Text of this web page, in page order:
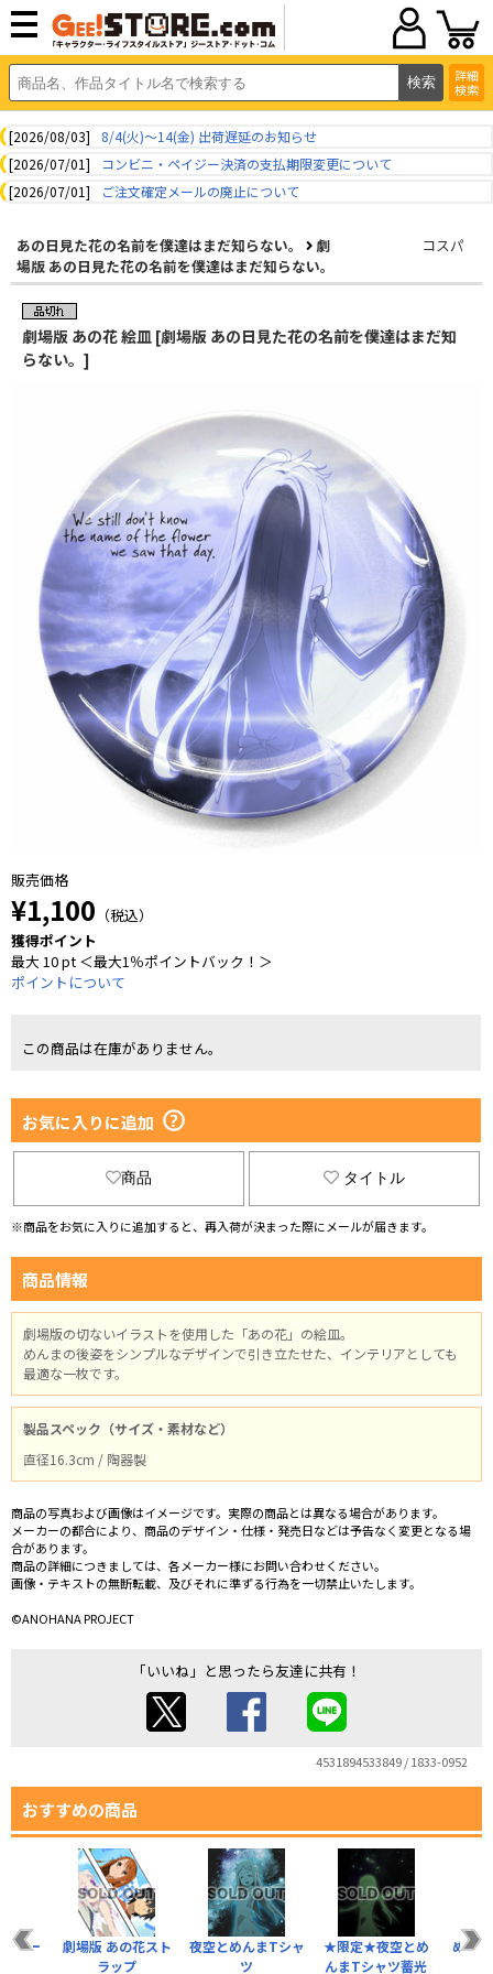
詳細
検索
[2026/08/03]
8/4(火)～14(金) 出荷遅延のお知らせ
[2026/07/01]
コンビニ・ペイジー決済の支払期限変更について
[2026/07/01]
ご注文確定メールの廃止について
あの日見た花の名前を僕達はまだ知らない。
劇
場版 あの日見た花の名前を僕達はまだ知らない。
コスパ
劇場版 あの花 絵皿 [劇場版 あの日見た花の名前を僕達はまだ知
らない。]
販売価格
¥1,100 （税込）
獲得ポイント
最大 10 pt ＜最大1％ポイントバック！＞
ポイントについて
この商品は在庫がありません。
お気に入りに追加
商品 タイトル
※商品をお気に入りに追加すると、再入荷が決まった際にメールが届きます。
商品情報
劇場版の切ないイラストを使用した「あの花」の絵皿。
めんまの後姿をシンプルなデザインで引き立たせた、インテリアとしても
最適な一枚です。
製品スペック（サイズ・素材など）
直径16.3cm / 陶器製
商品の写真および画像はイメージです。実際の商品とは異なる場合があります。
メーカーの都合により、商品のデザイン・仕様・発売日などは予告なく変更となる場
合があります。
商品の詳細につきましては、各メーカー様にお問い合わせください。
画像・テキストの無断転載、及びそれに準ずる行為を一切禁止いたします。
©ANOHANA PROJECT
「いいね」と思ったら友達に共有！
4531894533849 / 1833-0952
おすすめの商品
夜空とめんまTシャ
ツ
★限定★夜空とめ
んまTシャツ蓄光
めん
ダー
劇場版 あの花スト
ラップ